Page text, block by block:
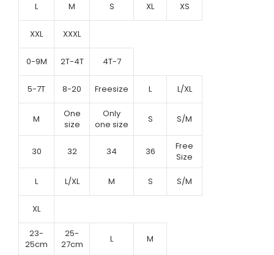
L M S XL XS
XXL XXXL
0-9M 2T-4T 4T-7
5-7T 8-20 Freesize L L/XL
M
One
size
Only
one size
S S/M
30 32 34 36
Free
Size
L L/XL M S S/M
XL
23-
25cm
25-
27cm
L M